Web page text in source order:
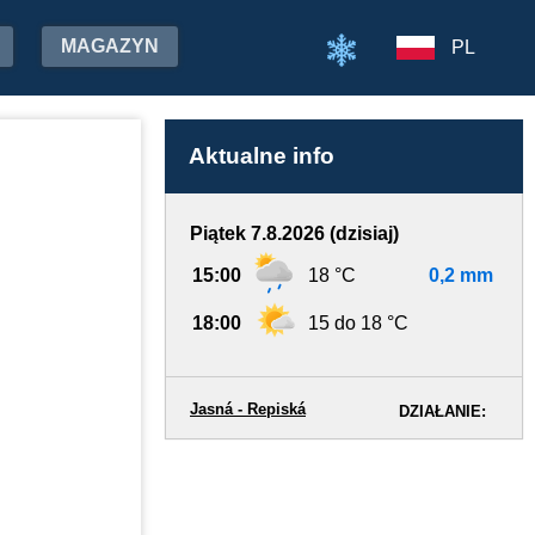
MAGAZYN PL
Aktualne info
Piątek 7.8.2026 (dzisiaj)
15:00 18 °C 0,2 mm
18:00 15 do 18 °C
DZIAŁANIE:
Jasná - Repiská